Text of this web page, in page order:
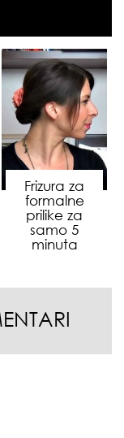
Frizura za
formalne
prilike za
samo 5
minuta